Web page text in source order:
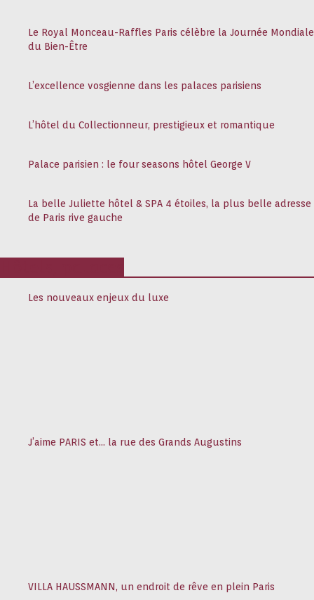
Le Royal Monceau-Raffles Paris célèbre la Journée Mondiale
du Bien-Être
L’excellence vosgienne dans les palaces parisiens
L’hôtel du Collectionneur, prestigieux et romantique
Palace parisien : le four seasons hôtel George V
La belle Juliette hôtel & SPA 4 étoiles, la plus belle adresse
de Paris rive gauche
Les nouveaux enjeux du luxe
J’aime PARIS et… la rue des Grands Augustins
VILLA HAUSSMANN, un endroit de rêve en plein Paris